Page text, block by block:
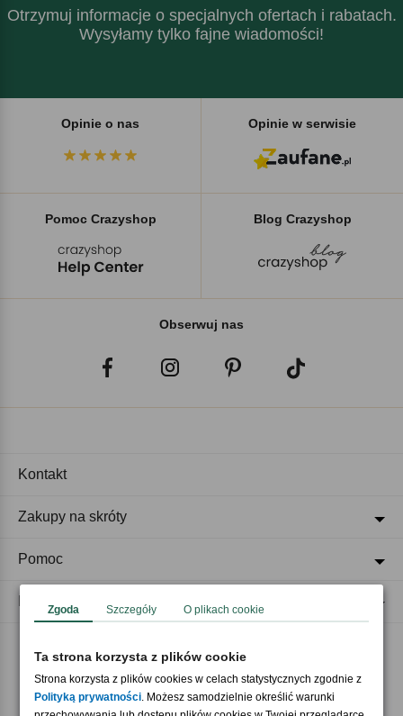
Otrzymuj informacje o specjalnych ofertach i rabatach.
Wysyłamy tylko fajne wiadomości!
Opinie o nas Opinie w serwisie
Pomoc Crazyshop Blog Crazyshop
Obserwuj nas
Akceptujemy płatności
Kontakt
Zakupy na skróty
Pomoc
Zgoda Szczegóły O plikach cookie
Ta strona korzysta z plików cookie
Strona korzysta z plików cookies w celach statystycznych zgodnie z
Polityką prywatności. Możesz samodzielnie określić warunki